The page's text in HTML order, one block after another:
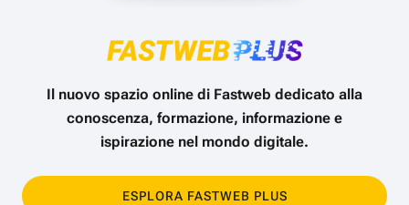
Il nuovo spazio online di Fastweb dedicato alla
conoscenza, formazione, informazione e
ispirazione nel mondo digitale.
ESPLORA FASTWEB PLUS